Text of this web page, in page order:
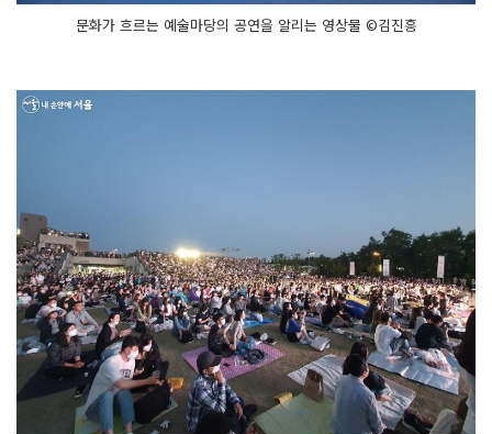
문화가 흐르는 예술마당의 공연을 알리는 영상물 ©김진흥